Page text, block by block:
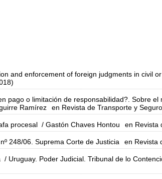
and enforcement of foreign judgments in civil
pago o limitación de responsabilidad?. Sobre
Ramírez en Revista de Transporte y
procesal / Gastón Chaves Hontou en Revista
248/06. Suprema Corte de Justicia en Revista
/ Uruguay. Poder Judicial. Tribunal de lo